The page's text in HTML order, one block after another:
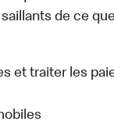
de ce
et traiter les